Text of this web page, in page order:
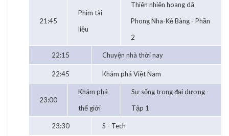
21:45
Phim tài
liệu
Thiên nhiên hoang dã
Phong Nha-Kẻ Bàng - Phần
2
22:15 Chuyện nhà thời nay
22:45 Khám phá Việt Nam
23:00
Khám phá
thế giới
Sự sống trong đại dương -
Tập 1
23:30 S - Tech